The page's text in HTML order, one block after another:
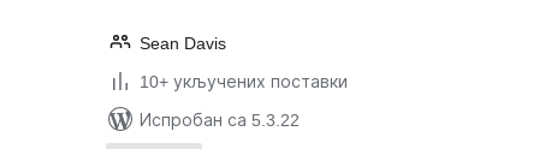
Sean Davis
10+ укључених поставки
Испробан са 5.3.22